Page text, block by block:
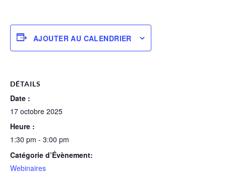
AJOUTER AU CALENDRIER
DÉTAILS
Date :
17 octobre 2025
Heure :
1:30 pm - 3:00 pm
Catégorie d’Évènement:
Webinaires